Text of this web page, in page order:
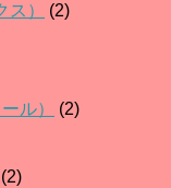
）
(2)
ル）
(2)
(2)